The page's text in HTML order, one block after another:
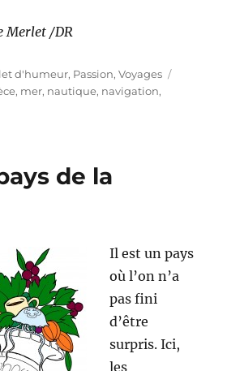
Merlet /DR
d'humeur, Passion,Voyages
, mer, nautique, navigation,
de la
Il est un pays
où l’on n’a
pas fini
d’être
surpris. Ici,
les